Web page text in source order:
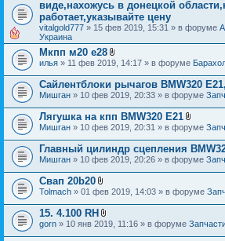
виде,нахожусь в донецкой
работает,указывайте цену
vitalgold777 » 15 фев 2019, 15:31 » в форуме
Украина
Мкпп м20 е28
В
л
о
ж
е
н
и
я
илья » 11 фев 2019, 14:17 » в форуме
Сайлентблоки рычагов BMW320
Мишган » 10 фев 2019, 20:33 » в форуме
Лягушка на кпп BMW320 E21
В
о
ж
е
н
я
Мишган » 10 фев 2019, 20:31 » в форуме
Главный цилиндр сцепления
Мишган » 10 фев 2019, 20:26 » в форуме
Свап 20b20
В
о
ж
е
н
Tolmach » 01 фев 2019, 14:03 » в форуме
15. 4.100 RH
В
gorn » 10 янв 2019, 11:16 » в форуме